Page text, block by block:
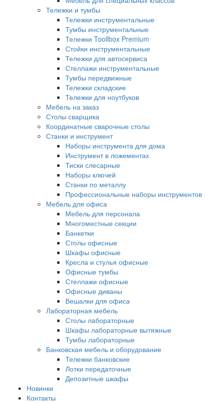
Тележки и тумбы
Тележки инструментальные
Тумбы инструментальные
Тележки Toollbox Premium
Стойки инструментальные
Тележки для автосервиса
Стеллажи инструментальные
Тумбы передвижные
Тележки складские
Тележки для ноутбуков
Мебель на заказ
Столы сварщика
Координатные сварочные столы
Станки и инструмент
Наборы инструмента для дома
Инструмент в ложементах
Тиски слесарные
Наборы ключей
Станки по металлу
Профессиональные наборы инструментов
Мебель для офиса
Мебель для персонала
Многоместные секции
Банкетки
Столы офисные
Шкафы офисные
Кресла и стулья офисные
Офисные тумбы
Стеллажи офисные
Офисные диваны
Вешалки для офиса
Лабораторная мебель
Столы лабораторные
Шкафы лабораторные вытяжные
Тумбы лабораторные
Банковская мебель и оборудование
Тележки банковские
Лотки передаточные
Депозитные шкафы
Новинки
Контакты